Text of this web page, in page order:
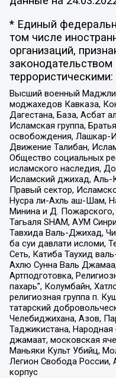
* Единый
том числе
организаций,
террористическими:
Высший военный
моджахедов Кавказа,
Дагестана, База, Асбат
Исламская группа,
освобождения, Лашкар-
Движение Талибан,
Общество социальных
исламского наследия,
Исламский джихад, Аль-
Правый сектор,
Нусра ли-Ахль аш-Шам,
Минина и Д. Пожарского,
Тагьаля SHAM, АУМ
Тавхида Валь-Джихад,
ба суи давлати исломи,
Сеть, Катиба Таухид
Ахлю Сунна Валь
Артподготовка,
пахарь”, Колумбайн,
религиозная группа п.
татарский
Челебиджихана, Азов,
Таджикистана,
джамаат, московская
Маньяки Культ Убийц,
Легион Свобода России,
корпус